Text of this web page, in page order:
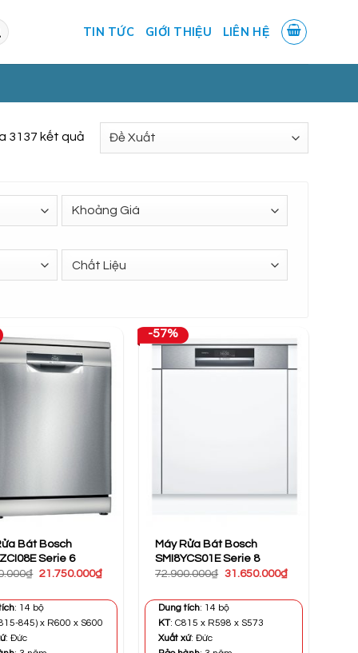
TIN TỨC GIỚI THIỆU LIÊN HỆ
3137 kết quả
Bát Bosch
Serie 6
₫ Giá
48.000.000₫.
21.750.000₫Giá
là:
21.750.000₫.
: 14 bộ
845) x R600 x S600
: Đức
-57%
Máy Rửa Bát Bosch
SMI8YCS01E Serie 8
72.900.000₫ Giá
72.900.000₫.
31.650.000₫Giá
là:
Dung tích: 14 bộ
KT: C815 x R598 x S573
Xuất xứ: Đức